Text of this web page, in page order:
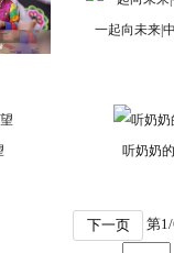
一起向未来|
听奶奶
下一页 第1/